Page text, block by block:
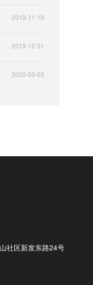
2019-11-19
2019-12-31
2020-03-03
社区新发东路24号